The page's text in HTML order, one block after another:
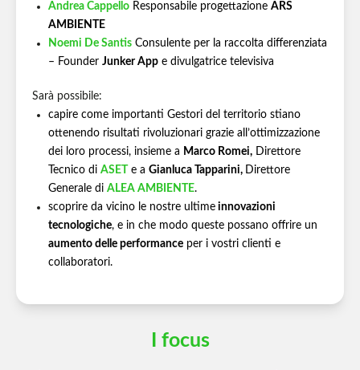
Andrea Cappello Responsabile progettazione ARS
AMBIENTE
Noemi De Santis Consulente per la raccolta differenziata
– Founder Junker App e divulgatrice televisiva
Sarà possibile:
capire come importanti Gestori del territorio stiano
ottenendo risultati rivoluzionari grazie all’ottimizzazione
dei loro processi, insieme a Marco Romei, Direttore
Tecnico di ASET e a Gianluca Tapparini, Direttore
Generale di ALEA AMBIENTE.
scoprire da vicino le nostre ultime innovazioni
tecnologiche, e in che modo queste possano offrire un
aumento delle performance per i vostri clienti e
collaboratori.
I focus